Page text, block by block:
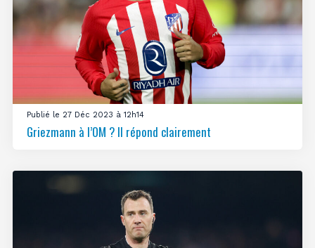
Publié le 27 Déc 2023 à 12h14
Griezmann à l’OM ? Il répond clairement